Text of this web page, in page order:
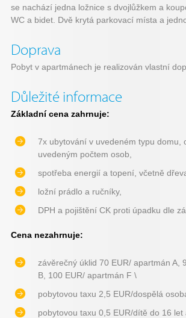
se nachází jedna ložnice s dvojlůžkem a
WC a bidet. Dvě krytá parkovací místa a
Doprava
Pobyt v apartmánech je realizován vlastní
Důležité informace
Základní cena zahrnuje:
7x ubytování v uvedeném typu domu,
uvedeným počtem osob,
spotřeba energií a topení, včetně
ložní prádlo a ručníky,
DPH a pojištění CK proti úpadku dle
Cena nezahrnuje:
závěrečný úklid 70 EUR/ apartmán A,
B, 100 EUR/ apartmán F \
pobytovou taxu 2,5 EUR/dospělá
pobytovou taxu 0,5 EUR/dítě do 16 let